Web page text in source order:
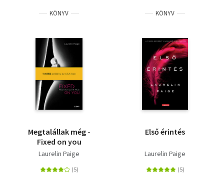
KÖNYV
Megtalállak még -
Fixed on you
Laurelin Paige
KÖNYV
Első érintés
Laurelin Paige